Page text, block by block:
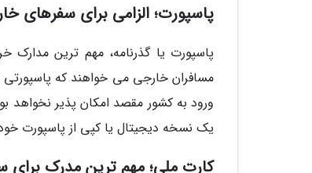
پاسپورت؛ الزامی برای سفرهای
پاسپورت یا گذرنامه، مهم ترین مدارک
ورود به کشور مقصد امکان پذیر نخواهد
یک نسخه دیجیتال یا کپی از پاسپورت خود
کارت ملی؛ مهم ترین مدرک برای